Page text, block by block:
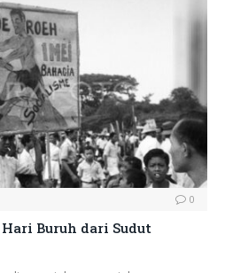
0
Buruh dari Sudut